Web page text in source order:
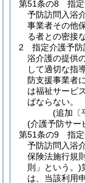
第51条の8
指
予防訪問入浴
事業者その他
る者との密接
2
指定介護予
浴介護の提供
して適切な指
防支援事業者
は福祉サービ
ばならない。
(追加〔
(介護予防サー
第51条の9
指
予防訪問入浴
保険法施行規則
則」という。)
は、当該利用